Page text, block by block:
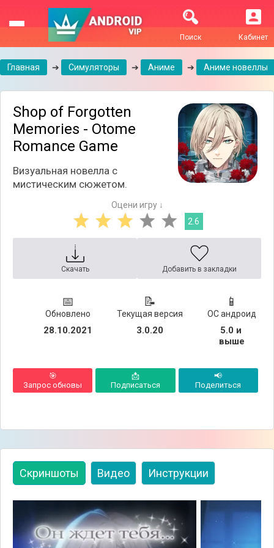
Кабинет
Поиск
Главная ➔ Симуляторы ➔ Аниме ➔ Аниме новеллы
Shop of Forgotten
Memories - Otome
Romance Game
Визуальная новелла с
мистическим сюжетом.
Оцени игру ↓
2.6
Скачать Добавить в закладки
📅
Обновлено
28.10.2021
📝
Текущая версия
3.0.20
📱
ОС андроид
5.0 и
выше
🎯
Запрос обновы
📩
Подписаться
📢
Поделиться
Скриншоты Видео Инструкции